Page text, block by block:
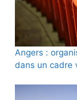
Angers :
dans un cadre